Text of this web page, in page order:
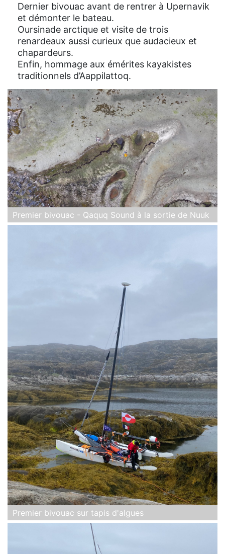
Dernier bivouac avant de rentrer à Upernavik
et démonter le bateau.
Oursinade arctique et visite de trois
renardeaux aussi curieux que audacieux et
chapardeurs.
Enfin, hommage aux émérites kayakistes
traditionnels d’Aappilattoq.
Premier bivouac - Qaquq Sound à la sortie de Nuuk
Premier bivouac sur tapis d'algues